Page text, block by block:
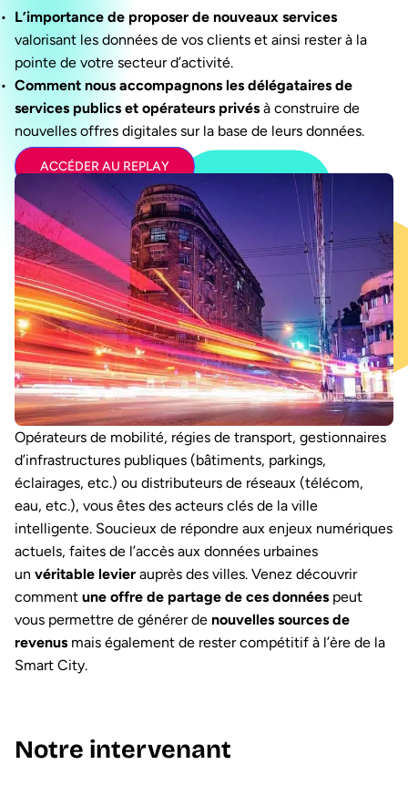
L’importance de proposer de nouveaux services
valorisant les données de vos clients et ainsi rester à la
pointe de votre secteur d’activité.
Comment nous accompagnons les délégataires de
services publics et opérateurs privés à construire de
nouvelles offres digitales sur la base de leurs données.
ACCÉDER AU REPLAY
Opérateurs de mobilité, régies de transport, gestionnaires
d’infrastructures publiques (bâtiments, parkings,
éclairages, etc.) ou distributeurs de réseaux (télécom,
eau, etc.), vous êtes des acteurs clés de la ville
intelligente. Soucieux de répondre aux enjeux numériques
actuels, faites de l’accès aux données urbaines
un véritable levier auprès des villes. Venez découvrir
comment une offre de partage de ces données peut
vous permettre de générer de nouvelles sources de
revenus mais également de rester compétitif à l’ère de la
Smart City.
Notre intervenant